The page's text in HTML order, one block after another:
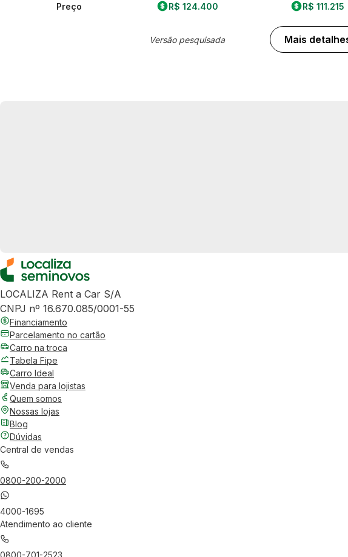
Preço R$ 124.400
Versão pesquisada
R$ 111.215
Mais
LOCALIZA Rent a Car S/A
CNPJ nº 16.670.085/0001-55
Financiamento
Parcelamento no cartão
Carro na troca
Tabela Fipe
Carro Ideal
Venda para lojistas
Quem somos
Nossas lojas
Blog
Dúvidas
Central de vendas
0800-200-2000
4000-1695
Atendimento ao cliente
0800-701-2523